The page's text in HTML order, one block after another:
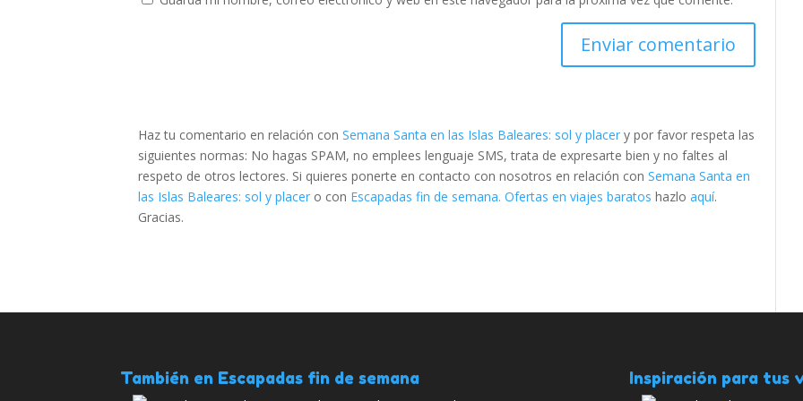
Haz tu comentario en relación conSemana Santa en las Islas Baleares: sol y placer y por favor respeta las
siguientes normas: No hagas SPAM, no emplees lenguaje SMS, trata de expresarte bien y no faltes al
respeto de otros lectores. Si quieres ponerte en contacto con nosotros en relación conSemana Santa en
las Islas Baleares: sol y placer o con Escapadas fin de semana. Ofertas en viajes baratos hazloaquí.
Gracias.
También en Escapadas fin de semana Inspiración para tus